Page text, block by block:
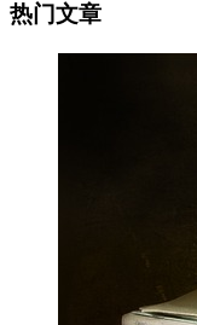
热门文章